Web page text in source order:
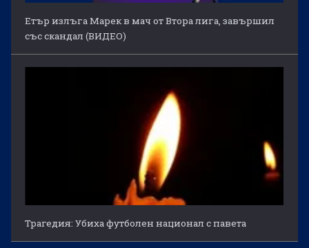
Етър излъга Марек в мач от Втора лига, завършил
със скандал (ВИДЕО)
Трагедия: Убиха футболен национал с павета